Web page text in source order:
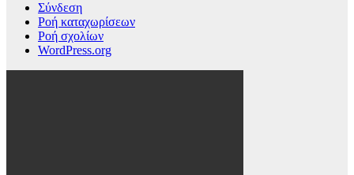
Σύνδεση
Ροή καταχωρίσεων
Ροή σχολίων
WordPress.org